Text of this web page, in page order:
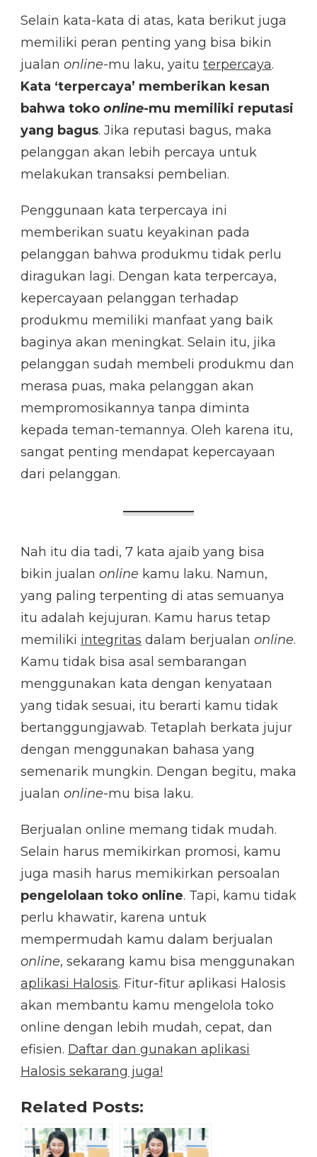
Selain kata-kata di atas, kata berikut juga
memiliki peran penting yang bisa bikin
jualan online-mu laku, yaitu terpercaya.
Kata ‘terpercaya’ memberikan kesan
bahwa toko online-mu memiliki reputasi
yang bagus. Jika reputasi bagus, maka
pelanggan akan lebih percaya untuk
melakukan transaksi pembelian.
Penggunaan kata terpercaya ini
memberikan suatu keyakinan pada
pelanggan bahwa produkmu tidak perlu
diragukan lagi. Dengan kata terpercaya,
kepercayaan pelanggan terhadap
produkmu memiliki manfaat yang baik
baginya akan meningkat. Selain itu, jika
pelanggan sudah membeli produkmu dan
merasa puas, maka pelanggan akan
mempromosikannya tanpa diminta
kepada teman-temannya. Oleh karena itu,
sangat penting mendapat kepercayaan
dari pelanggan.
Nah itu dia tadi, 7 kata ajaib yang bisa
bikin jualan online kamu laku. Namun,
yang paling terpenting di atas semuanya
itu adalah kejujuran. Kamu harus tetap
memiliki integritas dalam berjualan online.
Kamu tidak bisa asal sembarangan
menggunakan kata dengan kenyataan
yang tidak sesuai, itu berarti kamu tidak
bertanggungjawab. Tetaplah berkata jujur
dengan menggunakan bahasa yang
semenarik mungkin. Dengan begitu, maka
jualan online-mu bisa laku.
Berjualan online memang tidak mudah.
Selain harus memikirkan promosi, kamu
juga masih harus memikirkan persoalan
pengelolaan toko online. Tapi, kamu tidak
perlu khawatir, karena untuk
mempermudah kamu dalam berjualan
online, sekarang kamu bisa menggunakan
aplikasi Halosis. Fitur-fitur aplikasi Halosis
akan membantu kamu mengelola toko
online dengan lebih mudah, cepat, dan
efisien. Daftar dan gunakan aplikasi
Halosis sekarang juga!
Related Posts: